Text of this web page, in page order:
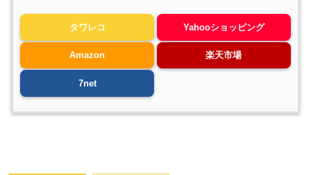
タワレコ Yahooショッピング
Amazon 楽天市場
7net